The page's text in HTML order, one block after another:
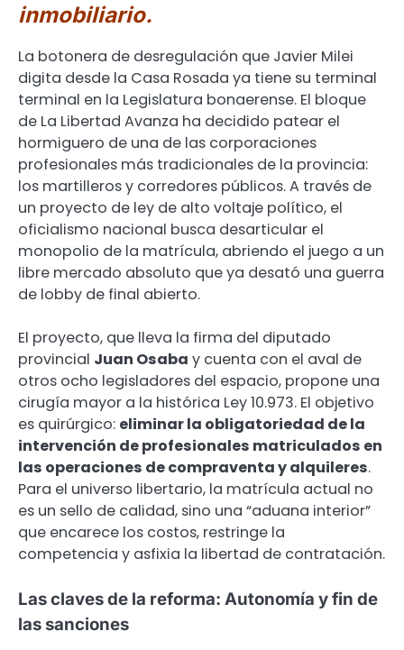
inmobiliario.
La botonera de desregulación que Javier Milei
digita desde la Casa Rosada ya tiene su terminal
terminal en la Legislatura bonaerense. El bloque
de La Libertad Avanza ha decidido patear el
hormiguero de una de las corporaciones
profesionales más tradicionales de la provincia:
los martilleros y corredores públicos. A través de
un proyecto de ley de alto voltaje político, el
oficialismo nacional busca desarticular el
monopolio de la matrícula, abriendo el juego a un
libre mercado absoluto que ya desató una guerra
de lobby de final abierto.
El proyecto, que lleva la firma del diputado
provincial Juan Osaba y cuenta con el aval de
otros ocho legisladores del espacio, propone una
cirugía mayor a la histórica Ley 10.973. El objetivo
es quirúrgico: eliminar la obligatoriedad de la
intervención de profesionales matriculados en
las operaciones de compraventa y alquileres.
Para el universo libertario, la matrícula actual no
es un sello de calidad, sino una “aduana interior”
que encarece los costos, restringe la
competencia y asfixia la libertad de contratación.
Las claves de la reforma: Autonomía y fin de
las sanciones